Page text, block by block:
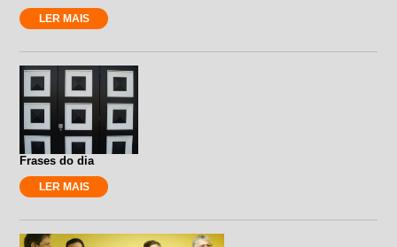
LER MAIS
Frases do dia
LER MAIS